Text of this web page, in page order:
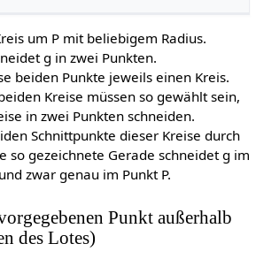
um Pmit beliebigem Radius.
g in zwei Punkten.
beiden Punkte jeweils einen Kreis.
Kreise müssen so gewählt sein,
in zwei Punkten schneiden.
Schnittpunkte dieser Kreise durch
so gezeichnete Gerade schneidetg im
zwar genau im Punkt P.
Punkt außerhalb
des Lotes)